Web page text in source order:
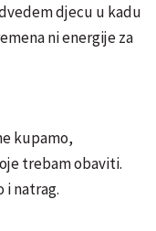
djecu u kadu
ni energije za
kupamo,
trebam obaviti.
i natrag.